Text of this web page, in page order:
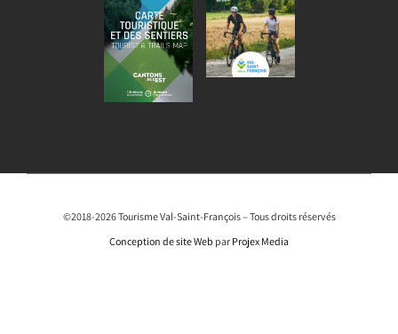
©2018-2026 Tourisme Val-Saint-François – Tous droits réservés
Conception de site Web par Projex Media